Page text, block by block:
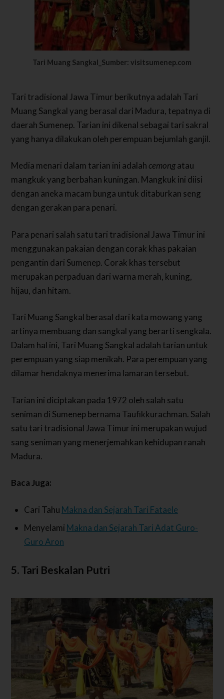
Tari Muang Sangkal_Sumber: visitsumenep.com
Tari tradisional Jawa Timur berikutnya adalah Tari
Muang Sangkal yang berasal dari Madura, tepatnya di
daerah Sumenep. Tarian ini dikenal sebagai tari sakral
yang hanya dilakukan oleh perempuan bejumlah ganjil.
Media menari dalam tarian ini adalah cemongatau
mangkuk yang berbahan kuningan. Mangkuk ini diisi
dengan aneka macam bunga untuk ditaburkan seng
dengan gerakan para penari.
Para penari salah satu tari tradisional Jawa Timur ini
menggunakan pakaian dengan corak khas pakaian
pengantin dari Sumenep. Corak khas tersebut
merupakan perpaduan dari warna merah, kuning,
hijau, dan hitam.
Tari Muang Sangkal berasal dari kata mowang yang
artinya membuang dan sangkal yang berarti sengkala.
Dalam hal ini, Tari Muang Sangkal adalah tarian untuk
perempuan yang siap menikah. Para perempuan yang
dilamar hendaknya menerima lamaran tersebut.
Tarian ini diciptakan pada 1972 oleh salah satu
seniman di Sumenep bernama Taufikkurachman. Salah
satu tari tradisional Jawa Timur ini merupakan wujud
sang seniman yang menerjemahkan kehidupan ranah
Madura.
Baca Juga:
Cari Tahu Makna dan Sejarah Tari Fataele
Menyelami Makna dan Sejarah Tari Adat Guro-
Guro Aron
5. Tari Beskalan Putri